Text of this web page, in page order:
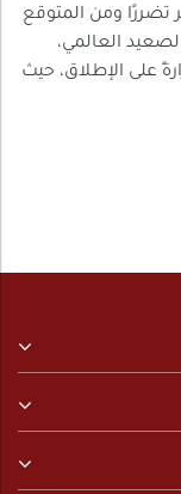
تضررًا ومن المتوقع
العالمي،
على الإطلاق، حيث
جفاف في تاريخ
الأمن الغذائي
تأثير مدمر على بلدان مثل باكستان حيث نزح 33 مليون شخص.